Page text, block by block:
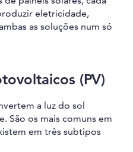
eletricidade,
as soluções num só
(PV)
a luz do sol
São os mais comuns em
em três subtipos